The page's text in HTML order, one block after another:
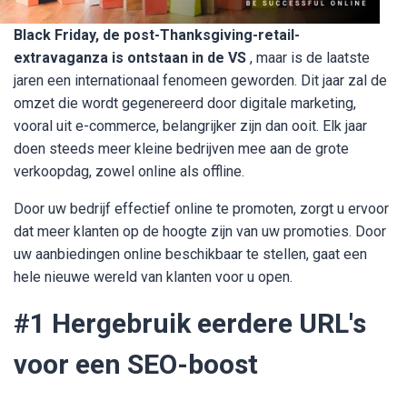
Black Friday, de post-Thanksgiving-retail-
extravaganza is ontstaan ​​in de VS , maar is de laatste
jaren een internationaal fenomeen geworden. Dit jaar zal de
omzet die wordt gegenereerd door digitale marketing,
vooral uit e-commerce, belangrijker zijn dan ooit. Elk jaar
doen steeds meer kleine bedrijven mee aan de grote
verkoopdag, zowel online als offline.
Door uw bedrijf effectief online te promoten, zorgt u ervoor
dat meer klanten op de hoogte zijn van uw promoties. Door
uw aanbiedingen online beschikbaar te stellen, gaat een
hele nieuwe wereld van klanten voor u open.
#1 Hergebruik eerdere URL's
voor een SEO-boost